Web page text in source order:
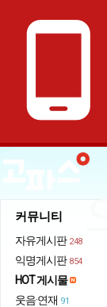
phone_android
커뮤니티
자유게시판 248
익명게시판 854
HOT 게시물
웃음·연재 91